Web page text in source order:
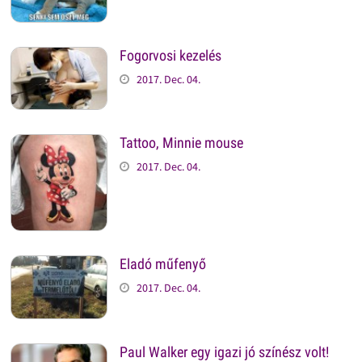
Fogorvosi kezelés
2017. Dec. 04.
Tattoo, Minnie mouse
2017. Dec. 04.
Eladó műfenyő
2017. Dec. 04.
Paul Walker egy igazi jó színész volt!